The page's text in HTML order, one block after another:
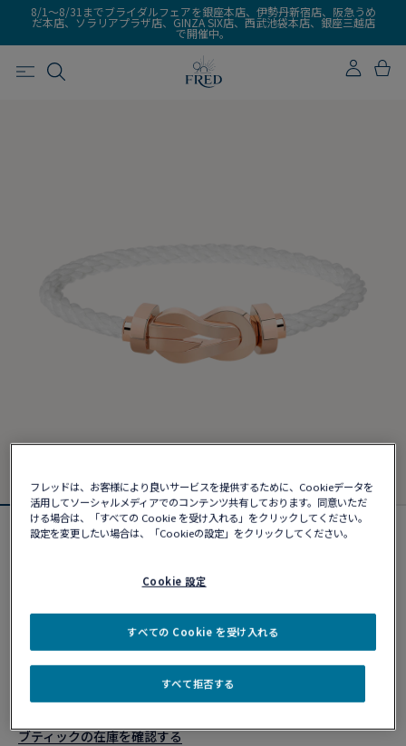
8/1～8/31までブライダルフェアを銀座本店、伊勢丹新宿店、阪急うめ
だ本店、ソラリアプラザ店、GINZA SIX店、西武池袋本店、銀座三越店
で開催中。
シャンス アンフィニ ブレスレット
カスタマイズ
ショッピングバッグに追加
10営業日以内に発送
ブティックの在庫を確認する​
フレッドは、お客様により良いサービスを提供するために、Cookieデータを
活用してソーシャルメディアでのコンテンツ共有しております。同意いただ
ける場合は、「すべての Cookie を受け入れる」をクリックしてください。
設定を変更したい場合は、「Cookieの設定」をクリックしてください。
Cookie 設定
すべて拒否する
すべての Cookie を受け入れる